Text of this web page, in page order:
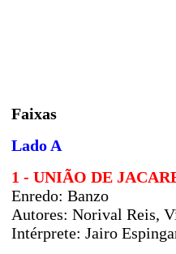
Faixas
Lado A
1 - UNIÃO DE
Enredo: Banzo
Autores: Norival Reis,
Intérprete: Jairo